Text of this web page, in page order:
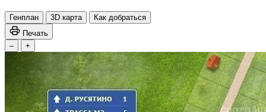
Генплан 3D карта
Как добраться
Печать
–
+